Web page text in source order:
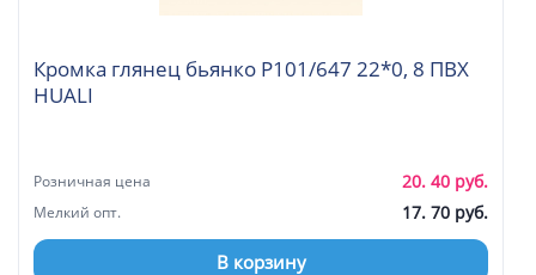
Кромка глянец бьянко Р101/647 22*0, 8 ПВХ
HUALI
Розничная цена 20. 40 руб.
Мелкий опт. 17. 70 руб.
В корзину